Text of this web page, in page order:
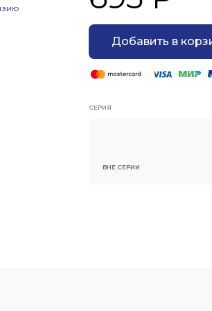
Добавить в
СЕРИЯ
ВНЕ СЕРИИ